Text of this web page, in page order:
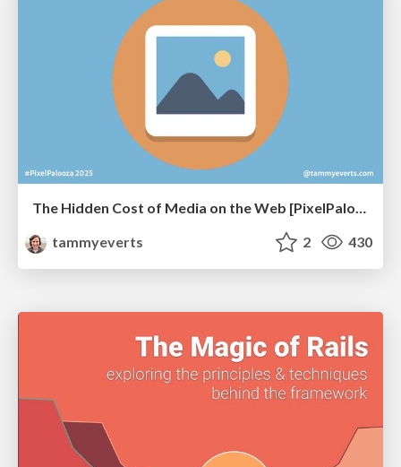
The Hidden Cost of Media on the Web [PixelPalooza 2025]
tammyeverts
2 430